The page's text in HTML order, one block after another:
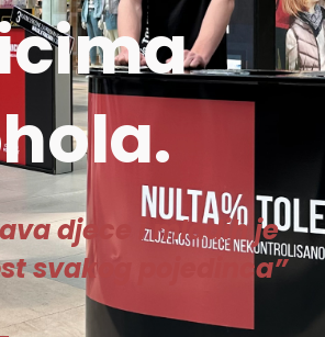
djece i mladih je
svakog pojedinca”